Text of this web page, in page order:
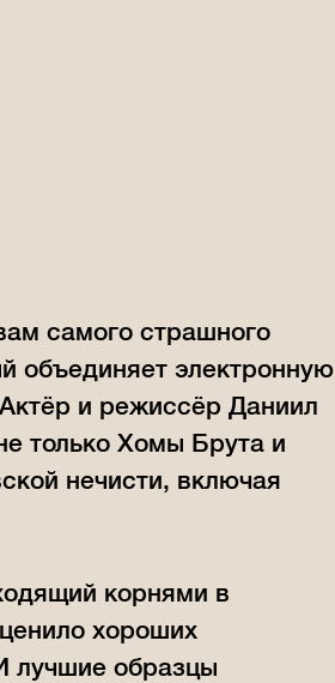
самого страшного
объединяет электронную
и режиссёр Даниил
только Хомы Брута и
нечисти, включая
корнями в
хороших
лучшие образцы